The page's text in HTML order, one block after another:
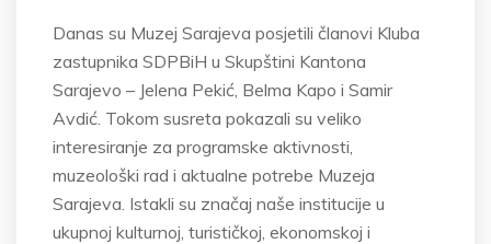
Danas su Muzej Sarajeva posjetili članovi Kluba
zastupnika SDPBiH u Skupštini Kantona
Sarajevo – Jelena Pekić, Belma Kapo i Samir
Avdić. Tokom susreta pokazali su veliko
interesiranje za programske aktivnosti,
muzeološki rad i aktualne potrebe Muzeja
Sarajeva. Istakli su značaj naše institucije u
ukupnoj kulturnoj, turističkoj, ekonomskoj i